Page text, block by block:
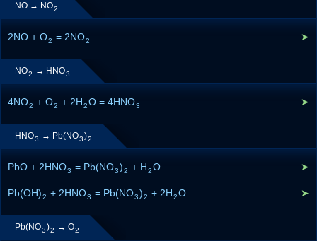
NO → NO2
2NO + O2 = 2NO2 ➤
NO2 → HNO3
4NO2 + O2 + 2H2O = 4HNO3 ➤
HNO3 → Pb(NO3)2
PbO + 2HNO3 = Pb(NO3)2 + H2O ➤
Pb(OH)2 + 2HNO3 = Pb(NO3)2 + 2H2O ➤
Pb(NO3)2 → O2